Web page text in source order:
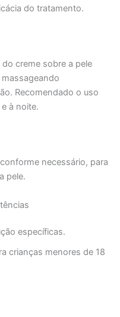
do tratamento.
creme sobre a pele
Recomendado o uso
à noite.
necessário, para
pele.
específicas.
crianças menores de 18